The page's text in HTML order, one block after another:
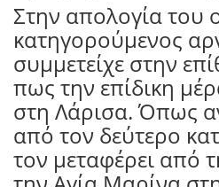
Στην απολογία του
κατηγορούμενος
συμμετείχε στην
πως την επίδικη
στη Λάρισα. Όπως
από τον δεύτερο
τον μεταφέρει από